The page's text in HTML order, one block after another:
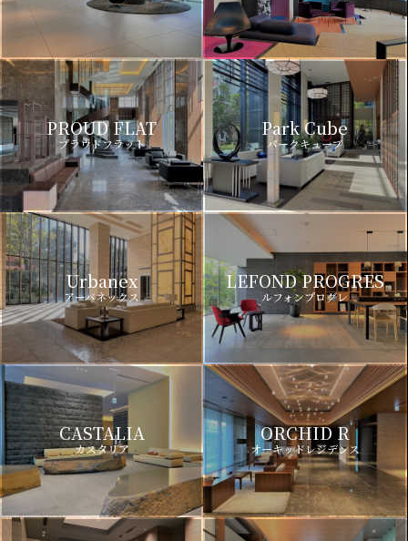
PROUD FLAT
プラウドフラット
Park Cube
パークキューブ
Urbanex
アーバネックス
LEFOND PROGRES
ルフォンプログレ
CASTALIA
カスタリア
ORCHID R
オーキッドレジデンス